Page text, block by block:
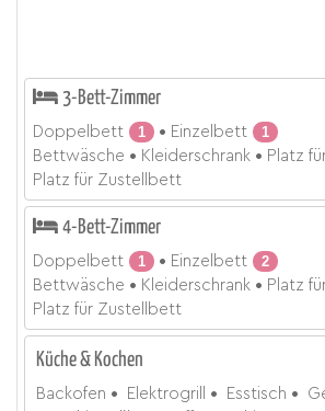
3-Bett-Zimmer
Doppelbett 1 Einzelbett
1
Bettwäsche
Kleiderschrank
Platz
Platz für Zustellbett
4-Bett-Zimmer
Doppelbett 1 Einzelbett
2
Bettwäsche
Kleiderschrank
Platz
Platz für Zustellbett
Küche & Kochen
Backofen Elektrogrill Esstisch